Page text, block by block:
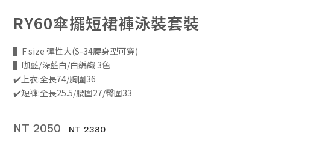
RY60傘擺短裙褲泳裝套裝
▌F size 彈性大(S-34腰身型可穿)
▌咖藍/深藍白/白編織 3色
✔️上衣:全長74/胸圍36
✔️短褲:全長25.5/腰圍27/臀圍33
NT 2050 NT 2380